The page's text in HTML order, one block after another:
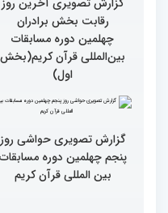
گزارش تصویری آخرین روز
رقابت بخش برادران
چهلمین دوره مسابقات
بین‌المللی قرآن کریم(بخش
اول)